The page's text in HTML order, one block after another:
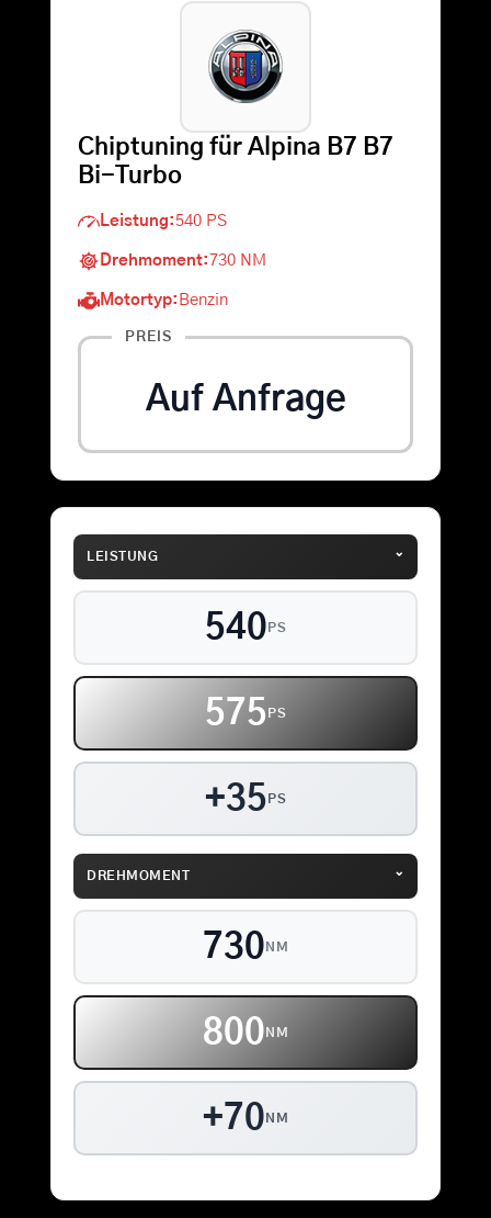
Warenkorb
Chiptuning für Alpina B7 B7
Bi-Turbo
Leistung: 540 PS
Drehmoment:730 NM
Motortyp: Benzin
PREIS
Auf Anfrage
LEISTUNG ⌄
540 PS
575 PS
+35 PS
DREHMOMENT ⌄
730 NM
800 NM
+70 NM